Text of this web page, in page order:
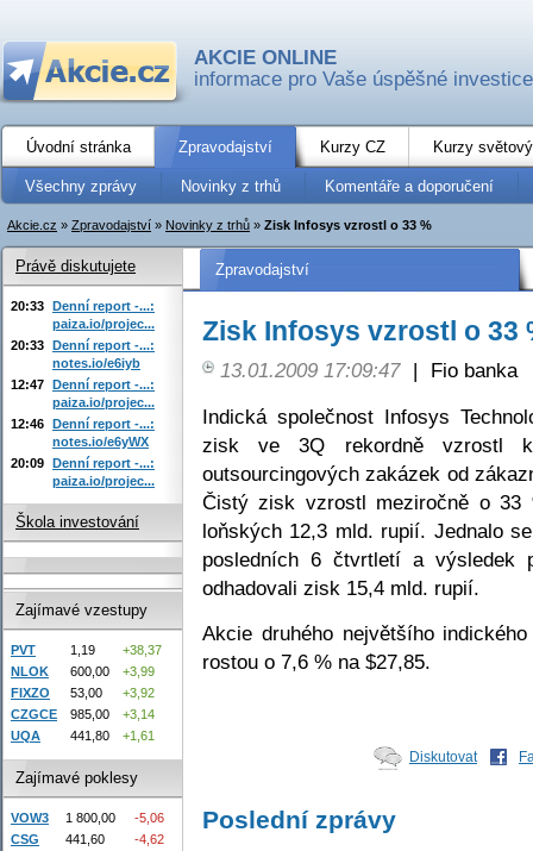
AKCIE ONLINE
informace pro Vaše úspěšné investice
Úvodní stránka Zpravodajství Kurzy CZ Kurzy
Všechny zprávy Novinky z trhů Komentáře a doporučení
Akcie.cz » Zpravodajství » Novinky z trhů » Zisk Infosys vzrostl o 33 %
Zpravodajství
Zisk Infosys vzrostl o 33
13.01.2009 17:09:47 |
Fio banka
Indická společnost Infosys
zisk ve 3Q rekordně vzrostl
outsourcingových zakázek od
Čistý zisk vzrostl meziročně o
loňských 12,3 mld. rupií. Jednalo
posledních 6 čtvrtletí a výsledek
odhadovali zisk 15,4 mld. rupií.
Akcie druhého největšího
rostou o 7,6 % na $27,85.
Diskutovat
Poslední zprávy
Právě diskutujete
20:33 Denní report -...:
paiza.io/projec...
20:33 Denní report -...:
notes.io/e6iyb
12:47 Denní report -...:
paiza.io/projec...
12:46 Denní report -...:
notes.io/e6yWX
20:09 Denní report -...:
paiza.io/projec...
Škola investování
Zajímavé vzestupy
PVT 1,19
+38,37
NLOK
600,00
+3,99
FIXZO
53,00
+3,92
CZGCE
985,00
+3,14
UQA
441,80 +1,61
Zajímavé poklesy
VOW3 1 800,00
-5,06
CSG
441,60
-4,62